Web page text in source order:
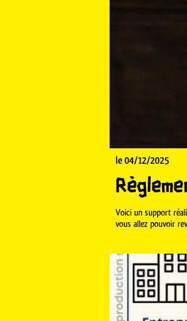
le 04/12/2025
Voici un support
vous allez pouvoir